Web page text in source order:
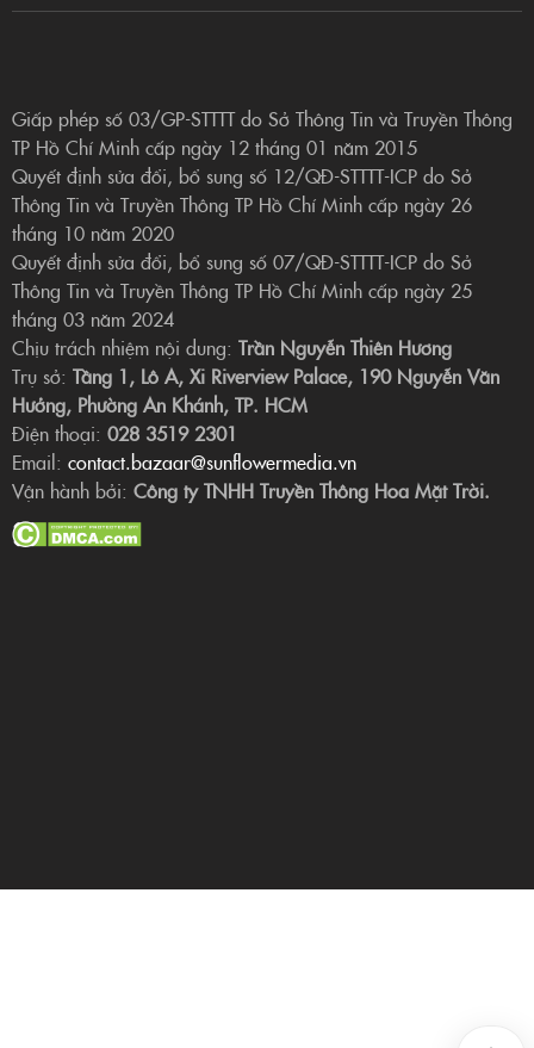
Giấp phép số 03/GP-STTTT do Sở Thông Tin và Truyền Thông
TP Hồ Chí Minh cấp ngày 12 tháng 01 năm 2015
Quyết định sửa đổi, bổ sung số 12/QĐ-STTTT-ICP do Sở
Thông Tin và Truyền Thông TP Hồ Chí Minh cấp ngày 26
tháng 10 năm 2020
Quyết định sửa đổi, bổ sung số 07/QĐ-STTTT-ICP do Sở
Thông Tin và Truyền Thông TP Hồ Chí Minh cấp ngày 25
tháng 03 năm 2024
Chịu trách nhiệm nội dung: Trần Nguyễn Thiên Hương
Trụ sở: Tầng 1, Lô A, Xi Riverview Palace, 190 Nguyễn Văn
Hưởng, Phường An Khánh, TP. HCM
Điện thoại: 028 3519 2301
Email: contact.bazaar@sunflowermedia.vn
Vận hành bởi: Công ty TNHH Truyền Thông Hoa Mặt Trời.